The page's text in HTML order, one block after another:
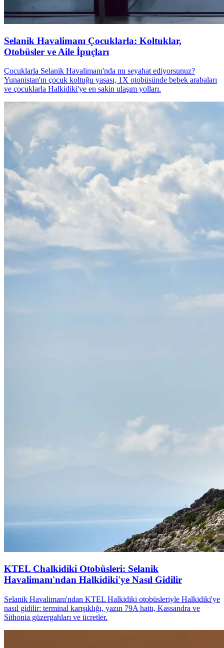
Selanik Havalimanı Çocuklarla: Koltuklar,
Otobüsler ve Aile İpuçları
Çocuklarla Selanik Havalimanı'nda mı seyahat ediyorsunuz?
Yunanistan'ın çocuk koltuğu yasası, 1X otobüsünde bebek arabaları
ve çocuklarla Halkidiki'ye en sakin ulaşım yolları.
KTEL Chalkidiki Otobüsleri: Selanik
Havalimanı'ndan Halkidiki'ye Nasıl Gidilir
Selanik Havalimanı'ndan KTEL Halkidiki otobüsleriyle Halkidiki'ye
nasıl gidilir: terminal karışıklığı, yazın 79A hattı, Kassandra ve
Sithonia güzergahları ve ücretler.